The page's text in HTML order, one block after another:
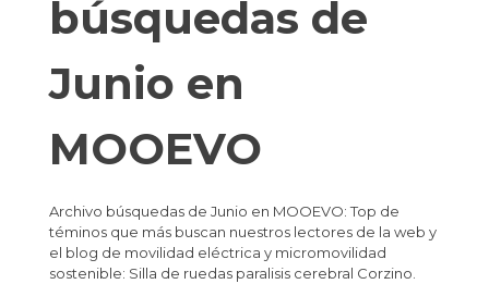
búsquedas de
Junio en
MOOEVO
Archivo búsquedas de Junio en MOOEVO: Top de
téminos que más buscan nuestros lectores de la web y
el blog de movilidad eléctrica y micromovilidad
sostenible: Silla de ruedas paralisis cerebral Corzino.